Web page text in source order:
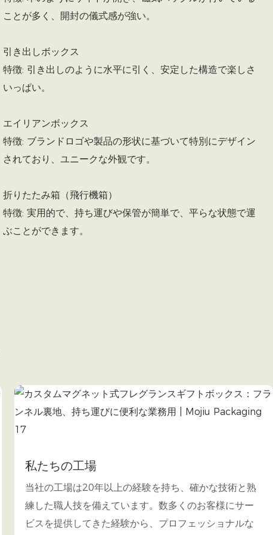
ことが多く、開封の儀式感が強い。
引き出しボックス
特徴: 引き出しのように水平に引く、安定した構造で楽しさ
いっぱい。
エイリアンボックス
特徴: ブランドロゴや製品の形状に基づいて特別にデザイン
されており、ユニークな外観です。
折りたたみ箱（飛行機箱）
特徴: 実用的で、持ち運びや保管が簡単で、平らな状態で運
ぶことができます。
私たちの工場
当社の工場は20年以上の経験を持ち、確かな技術と熟
練した職人技を備えています。数多くのお客様にサー
ビスを提供してきた経験から、プロフェッショナルな